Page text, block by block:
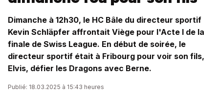
Dimanche à 12h30, le HC Bâle du directeur sportif
Kevin Schläpfer affrontait Viège pour l'Acte I de la
finale de Swiss League. En début de soirée, le
directeur sportif était à Fribourg pour voir son fils,
Elvis, défier les Dragons avec Berne.
Publié: 18.03.2025 à 15:43 heures